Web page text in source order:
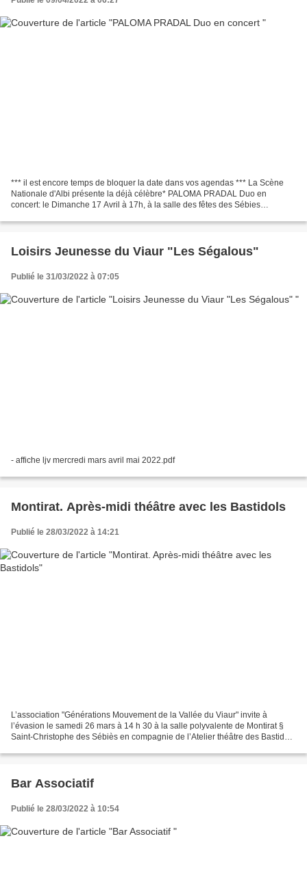
*** il est encore temps de bloquer la date dans vos agendas *** La Scène
Nationale d'Albi présente la déjà célèbre* PALOMA PRADAL Duo en
concert: le Dimanche 17 Avril à 17h, à la salle des fêtes des Sébies
Loisirs Jeunesse du Viaur "Les Ségalous"
Publié le 31/03/2022 à 07:05
- affiche ljv mercredi mars avril mai 2022.pdf
Montirat. Après-midi théâtre avec les Bastidols
Publié le 28/03/2022 à 14:21
L’association "Générations Mouvement de la Vallée du Viaur" invite à
l’évasion le samedi 26 mars à 14 h 30 à la salle polyvalente de Montirat §
Saint-Christophe des Sébiès en compagnie de l’Atelier théâtre des Bastidols
Bar Associatif
Publié le 28/03/2022 à 10:54